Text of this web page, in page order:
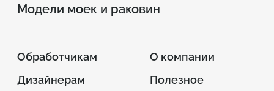
Модели моек и раковин
Обработчикам
Дизайнерам
О компании
Полезное